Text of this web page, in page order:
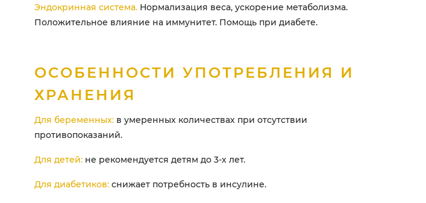
Эндокринная система. Нормализация веса, ускорение метаболизма.
Положительное влияние на иммунитет. Помощь при диабете.
ОСОБЕННОСТИ УПОТРЕБЛЕНИЯ И
ХРАНЕНИЯ
Для беременных: в умеренных количествах при отсутствии
противопоказаний.
Для детей: не рекомендуется детям до 3-х лет.
Для диабетиков: снижает потребность в инсулине.